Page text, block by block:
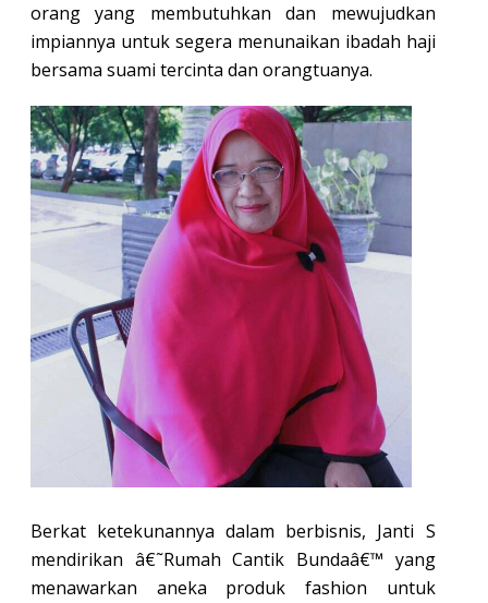
orang yang membutuhkan dan mewujudkan
impiannya untuk segera menunaikan ibadah haji
bersama suami tercinta dan orangtuanya.
Berkat ketekunannya dalam berbisnis, Janti S
mendirikan â€˜Rumah Cantik Bundaâ€™ yang
menawarkan aneka produk fashion untuk